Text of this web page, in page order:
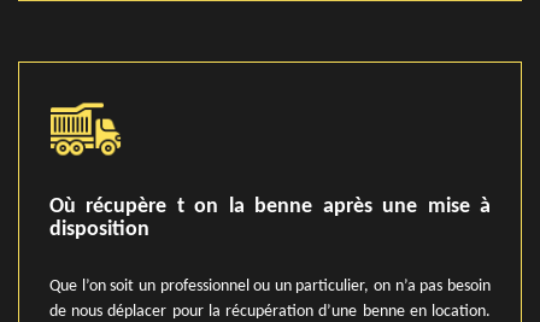
Où récupère t on la benne après une mise à
disposition
Que l’on soit un professionnel ou un particulier, on n’a pas besoin
de nous déplacer pour la récupération d’une benne en location.